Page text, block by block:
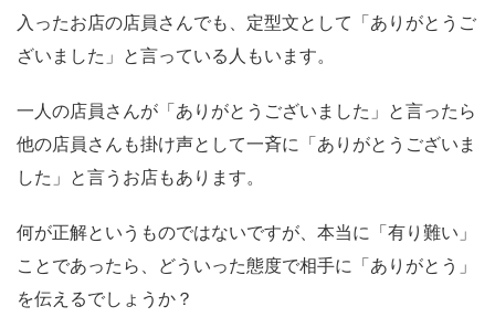
入ったお店の店員さんでも、定型文として「ありがとうご
ざいました」と言っている人もいます。
一人の店員さんが「ありがとうございました」と言ったら
他の店員さんも掛け声として一斉に「ありがとうございま
した」と言うお店もあります。
何が正解というものではないですが、本当に「有り難い」
ことであったら、どういった態度で相手に「ありがとう」
を伝えるでしょうか？